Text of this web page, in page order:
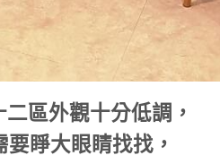
區外觀十分低調，
睜大眼睛找找，